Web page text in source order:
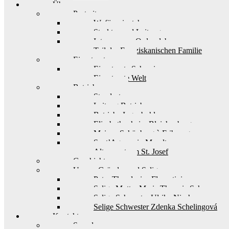
Über uns
Portrait
Wofür wir stehen
Struktur und Leitung
Interesse am Ordensleben
Teil der Franziskanischen Familie
Einsatzorte
Einsatzorte Schweiz
Einsatzorte Welt
Betriebe
Standorte
Leitung Betriebe
Betriebe Ingenbohl
Elisabethenheim Bleichenberg
Maison Schönberg à Fribourg
Sant’Agnese in Muralto
Alterszentrum St. Josef
Geschichte
Unsere Gründer und Seligen
Pater Theodosius Florentini
Selige Mutter Maria Theresia Scherer
Selige Schwester Ulrika Nisch
Selige Schwester Zdenka Schelingová
Kontakt
Spenden